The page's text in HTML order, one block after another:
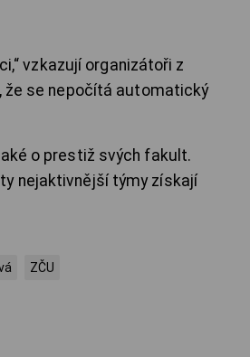
vzkazují organizátoři z
že se nepočítá automatický
o prestiž svých fakult.
nejaktivnější týmy získají
ZČU